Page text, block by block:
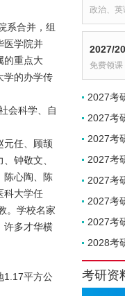
系合并，组
医学院并
的重点大
学的办学传
会科学、自
元任、顾颉
钟敬文、
陈心陶、陈
科大学任
。学校名家
许多才华横
1.17平方公
政治、英
2027/
免费领
2027考
2027考
2027考
2027考
2027考
2027考
2027考
2028考
考研资